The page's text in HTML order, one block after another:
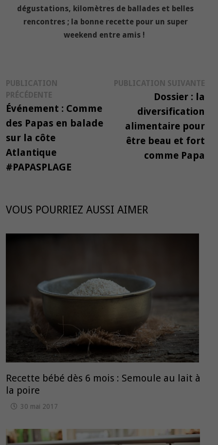
dégustations, kilomètres de ballades et belles
rencontres ; la bonne recette pour un super
weekend entre amis !
Navigation
de
l’article
PUBLICATION
PRÉCÉDENTE
précédente :
Événement : Comme
des Papas en balade
sur la côte
Atlantique
#PAPASPLAGE
PUBLICATION SUIVANTE
Dossier : la
diversification
alimentaire pour
être beau et fort
comme Papa
VOUS POURRIEZ AUSSI AIMER
Recette bébé dès 6 mois : Semoule au lait à
la poire
30 mai 2017